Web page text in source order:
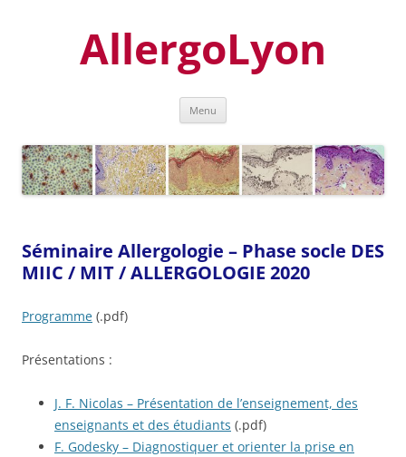
AllergoLyon
Menu
Séminaire Allergologie – Phase socle DES
MIIC / MIT / ALLERGOLOGIE 2020
Programme (.pdf)
Présentations :
J. F. Nicolas – Présentation de l’enseignement, des
enseignants et des étudiants (.pdf)
F. Godesky – Diagnostiquer et orienter la prise en